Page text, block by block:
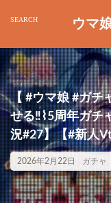
ウマ
【 #ウマ娘 #ガチ
せる‼️⌇5周年ガチ
況#27】【#新人
2026年2月22日 ガチャ